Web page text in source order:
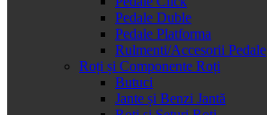
Pedale Duble
Pedale Platforma
Rulmenti/Accesorii Pedale
Roți și Componente Roți
Butuci
Jante și Benzi Jantă